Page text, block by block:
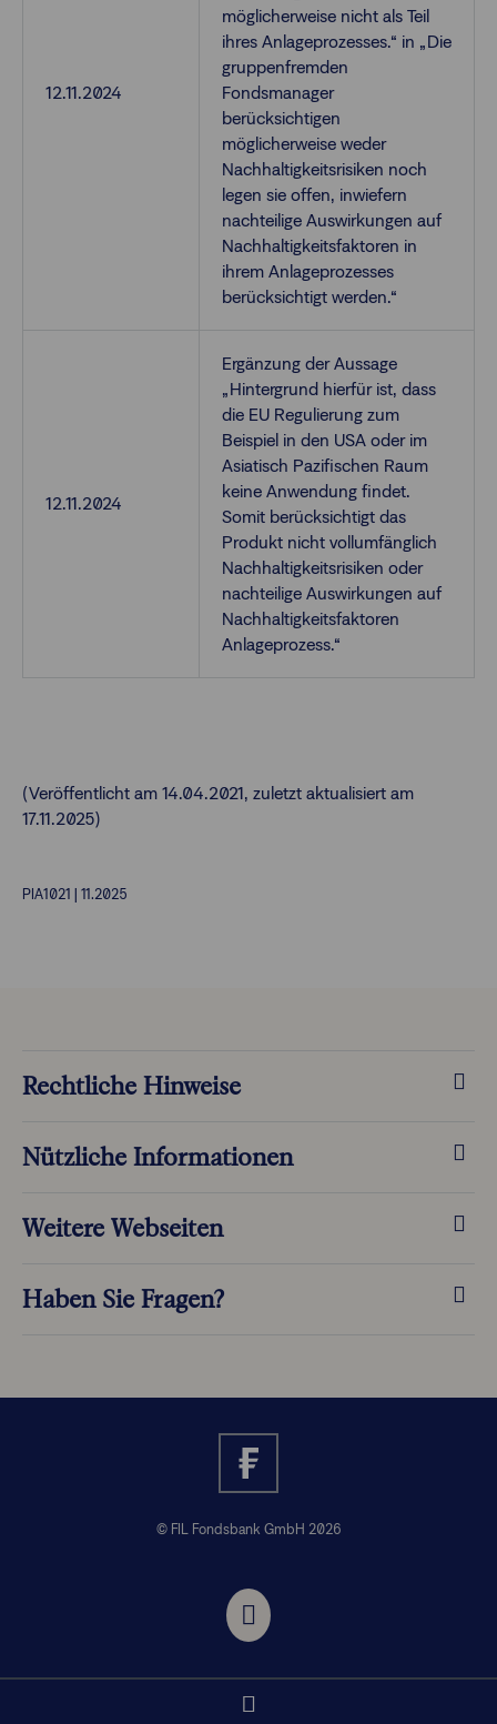
12.11.2024
möglicherweise nicht als Teil
ihres Anlageprozesses.“ in „Die
gruppenfremden
Fondsmanager
berücksichtigen
möglicherweise weder
Nachhaltigkeitsrisiken noch
legen sie offen, inwiefern
nachteilige Auswirkungen auf
Nachhaltigkeitsfaktoren in
ihrem Anlageprozesses
berücksichtigt werden.“
12.11.2024
Ergänzung der Aussage
„Hintergrund hierfür ist, dass
die EU Regulierung zum
Beispiel in den USA oder im
Asiatisch Pazifischen Raum
keine Anwendung findet.
Somit berücksichtigt das
Produkt nicht vollumfänglich
Nachhaltigkeitsrisiken oder
nachteilige Auswirkungen auf
Nachhaltigkeitsfaktoren
Anlageprozess.“
(Veröffentlicht am 14.04.2021, zuletzt aktualisiert am
17.11.2025)
PIA1021 | 11.2025
Rechtliche Hinweise
Nützliche Informationen
Weitere Webseiten
Haben Sie Fragen?
© FIL Fondsbank GmbH 2026